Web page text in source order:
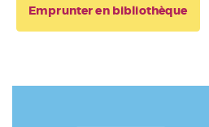
Emprunter en bibliothèque